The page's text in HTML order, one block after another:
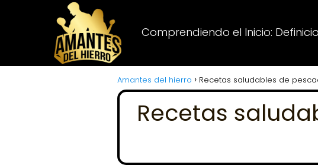
Comprendiendo el Inicio:
Amantes del hierro Recetas saludables de
Recetas